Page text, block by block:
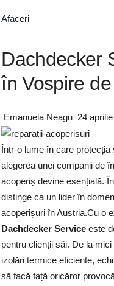
Afaceri
Dachdecker
în Vospire
Emanuela Neagu 24
Într-o lume în care
alegerea unei companii de
acoperiș devine esențială.
distinge ca un lider în
acoperișuri în Austria.Cu o
Dachdecker Service este
pentru clienții săi. De la
izolări termice eficiente,
să facă față oricăror